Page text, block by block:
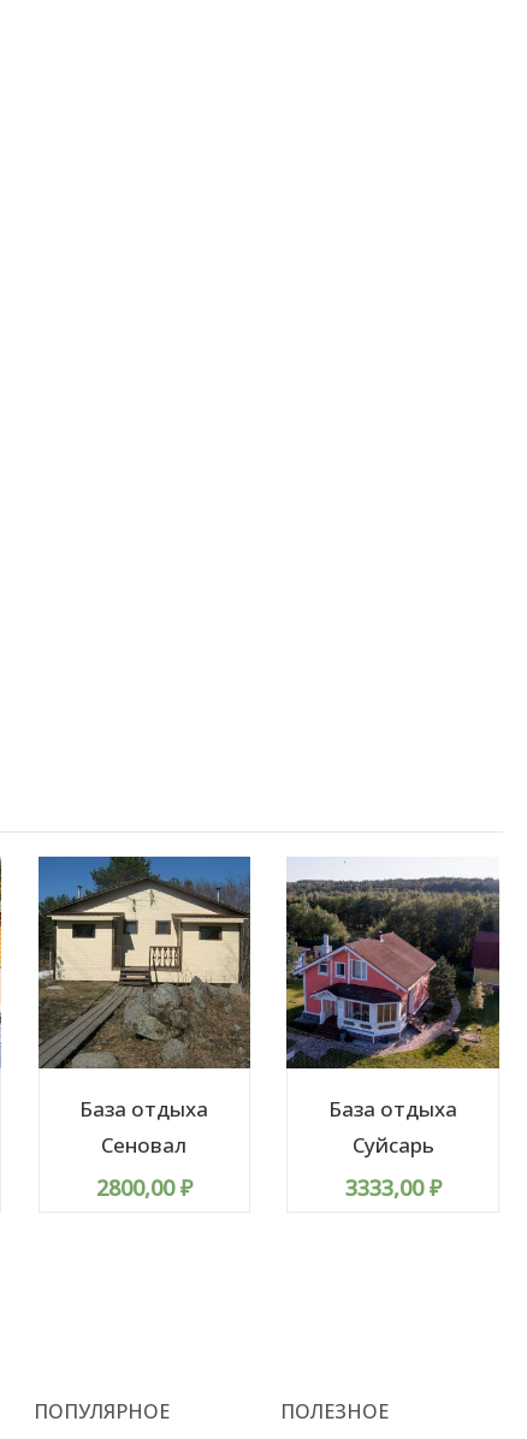
База отдыха
Сеновал
2800,00₽
База отдыха
Суйсарь
3333,00₽
ПОПУЛЯРНОЕ ПОЛЕЗНОЕ